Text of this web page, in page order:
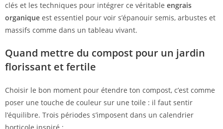
clés et les techniques pour intégrer ce véritable engrais
organique est essentiel pour voir s’épanouir semis, arbustes et
massifs comme dans un tableau vivant.
Quand mettre du compost pour un jardin
florissant et fertile
Choisir le bon moment pour étendre ton compost, c’est comme
poser une touche de couleur sur une toile : il faut sentir
l’équilibre. Trois périodes s’imposent dans un calendrier